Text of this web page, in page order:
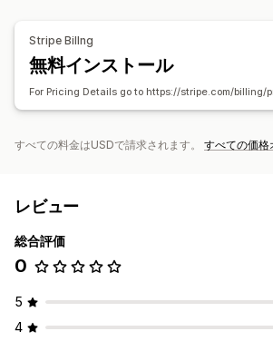
Stripe Billng
無料インストール
For Pricing Details go to https://stripe.com/billing/
すべての料金はUSDで請求されます。 すべての価格
レビュー
総合評価
0
5
4